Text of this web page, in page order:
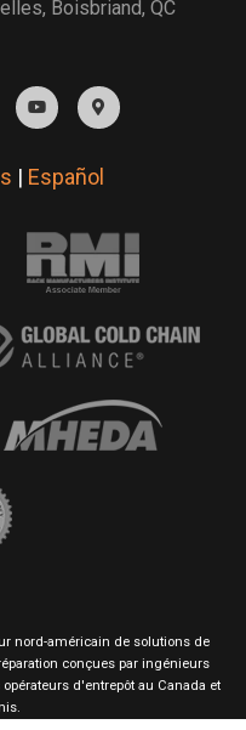
Boisbriand, QC
| Español
nord-américain de solutions de
conçues par ingénieurs
d'entrepôt au Canada et